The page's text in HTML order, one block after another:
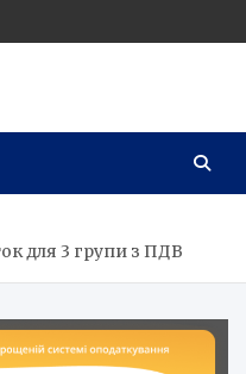
для 3 групи з ПДВ